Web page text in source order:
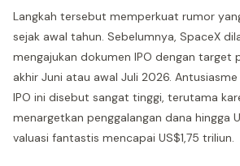
Langkah tersebut memperkuat rumor
sejak awal tahun. Sebelumnya, SpaceX
mengajukan dokumen IPO dengan target
akhir Juni atau awal Juli 2026.
IPO ini disebut sangat tinggi, terutama
menargetkan penggalangan dana hingga
valuasi fantastis mencapai US$1,75 triliun.